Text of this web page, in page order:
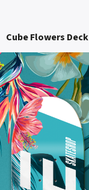
Cube Flowers Deck